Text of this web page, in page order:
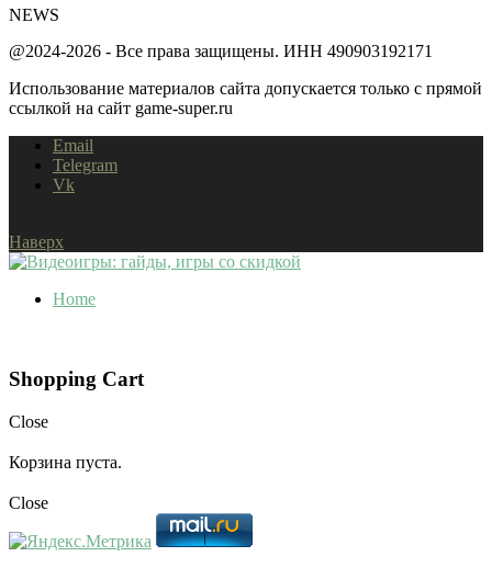
NEWS
@2024-2026 - Все права защищены. ИНН 490903192171
Использование материалов сайта допускается только с прямой
ссылкой на сайт game-super.ru
Email
Telegram
Vk
Наверх
Home
Shopping Cart
Close
Корзина пуста.
Close